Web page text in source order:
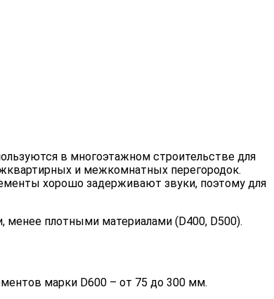
в многоэтажном строительстве для
и межкомнатных перегородок.
хорошо задерживают звуки, поэтому для
менее плотными материалами (D400, D500).
марки D600 – от 75 до 300 мм.